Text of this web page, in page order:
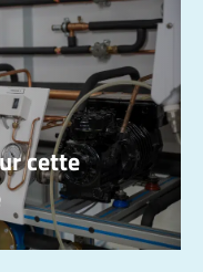
cette